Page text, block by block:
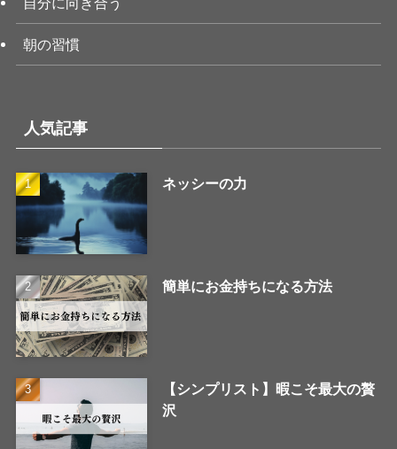
朝の習慣
人気記事
ネッシーの力
簡単にお金持ちになる方法
【シンプリスト】暇こそ最大の贅
沢